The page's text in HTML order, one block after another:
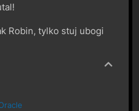
Robin, tylko stuj ubogi